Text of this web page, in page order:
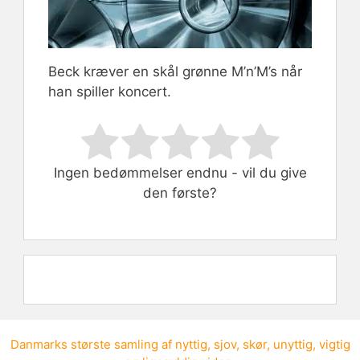
Beck kræver en skål grønne M’n’M’s når
han spiller koncert.
Rate this item:
Submit Rating
Ingen bedømmelser endnu - vil du give
den første?
Danmarks største samling af nyttig, sjov, skør, unyttig, vigtig